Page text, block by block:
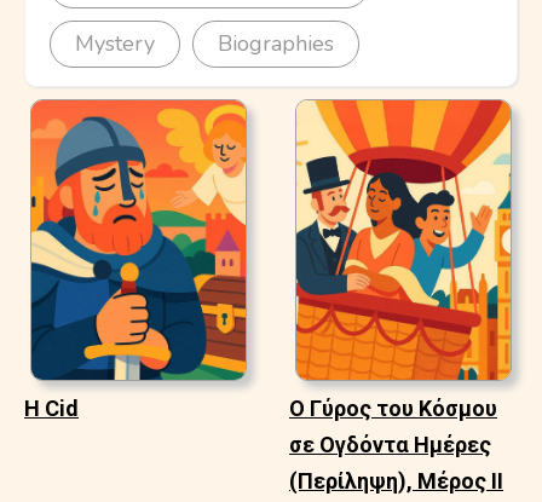
Mystery Biographies
Η Cid
Ο Γύρος του Κόσμου
σε Ογδόντα Ημέρες
(Περίληψη), Μέρος ΙΙ